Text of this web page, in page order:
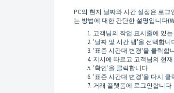
PC의 현지 날짜와 시간 설정은 로
는 방법에 대한 간단한 설명입니다
고객님의 작업 표시줄에 있
'날짜 및 시간 탭'을 선택합니
'표준 시간대 변경'을 클릭합
지시에 따르고 고객님의 현
'확인'을 클릭합니다
'표준 시간대 변경'을 다시 클
거래 플랫폼에 로그인합니다